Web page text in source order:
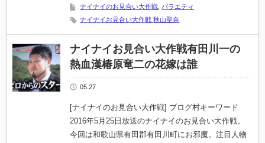
ナイナイのお見合い大作戦 バラエティ
ナイナイお見合い大作戦 秋山聖奈
ナイナイお見合い大作戦有田川一の
熱血漢椿原竜二の花嫁は誰
05.27
[ナイナイのお見合い大作戦] ブログ村キーワード
2016年5月25日放送のナイナイのお見合い大作戦。
今回は和歌山県有田郡有田川町にお邪魔。注目人物